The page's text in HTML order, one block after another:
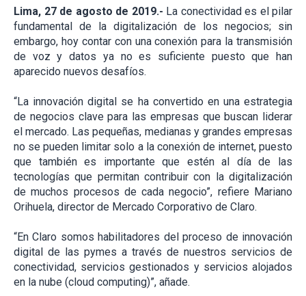
Lima, 27 de agosto de 2019.- La conectividad es el pilar
fundamental de la digitalización de los negocios; sin
embargo, hoy contar con una conexión para la transmisión
de voz y datos ya no es suficiente puesto que han
aparecido nuevos desafíos.
“La innovación digital se ha convertido en una estrategia
de negocios clave para las empresas que buscan liderar
el mercado. Las pequeñas, medianas y grandes empresas
no se pueden limitar solo a la conexión de internet, puesto
que también es importante que estén al día de las
tecnologías que permitan contribuir con la digitalización
de muchos procesos de cada negocio”, refiere Mariano
Orihuela, director de Mercado Corporativo de Claro.
“En Claro somos habilitadores del proceso de innovación
digital de las pymes a través de nuestros servicios de
conectividad, servicios gestionados y servicios alojados
en la nube (cloud computing)”, añade.